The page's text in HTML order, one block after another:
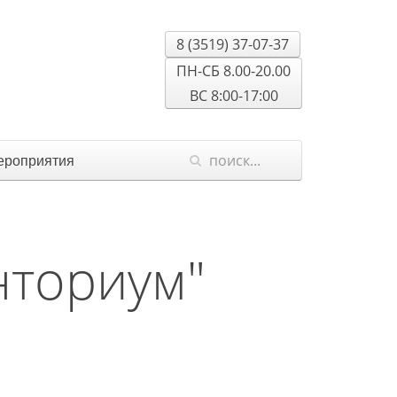
8 (3519) 37-07-37
ПН-СБ 8.00-20.00
ВС 8:00-17:00